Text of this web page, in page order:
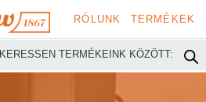
RÓLUNK TERMÉKEK
KERESSEN TERMÉKEINK KÖZÖTT: